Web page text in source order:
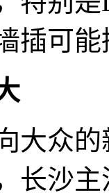
插可
大众
长沙